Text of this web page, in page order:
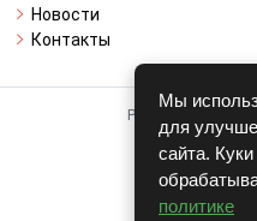
Новости
Контакты
Работает на
©
Мы
для
сайта. Куки
политике